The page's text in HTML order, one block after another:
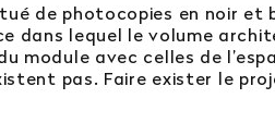
de photocopies en noir
dans lequel le volume
avec celles de
pas. Faire exister le